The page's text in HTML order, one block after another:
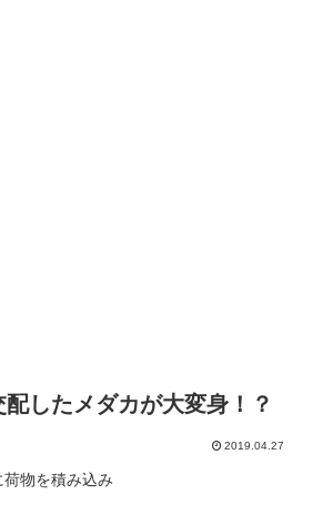
したメダカが大変身！？
2019.04.27
物を積み込み